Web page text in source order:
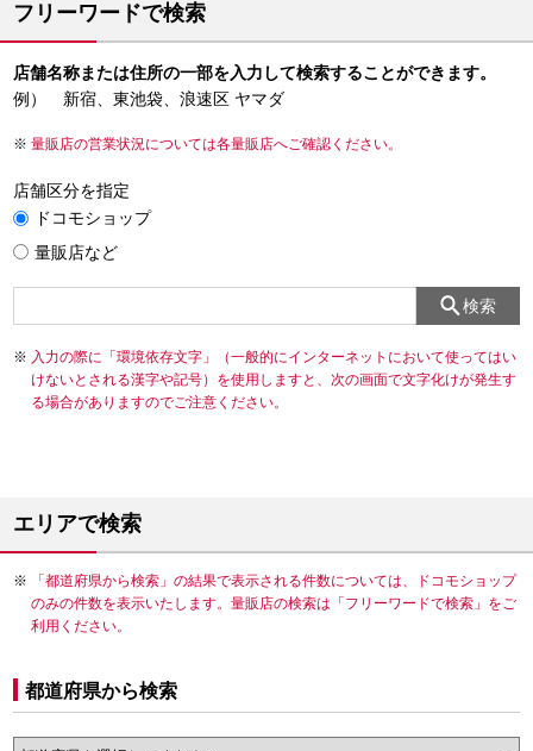
フリーワードで検索
店舗名称または住所の一部を入力して検索することができます。
例） 新宿、東池袋、浪速区 ヤマダ
量販店の営業状況については各量販店へご確認ください。
店舗区分を指定
ドコモショップ
量販店など
検索
入力の際に「環境依存文字」（一般的にインターネットにおいて使ってはい
けないとされる漢字や記号）を使用しますと、次の画面で文字化けが発生す
る場合がありますのでご注意ください。
エリアで検索
「都道府県から検索」の結果で表示される件数については、ドコモショップ
のみの件数を表示いたします。量販店の検索は「フリーワードで検索」をご
利用ください。
都道府県から検索